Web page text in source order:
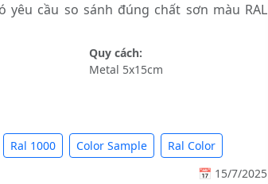
yêu cầu so sánh đúng chất sơn màu RAL
Quy cách:
Metal 5x15cm
Ral 1000 Color Sample
Ral Color
📅 15/7/2025